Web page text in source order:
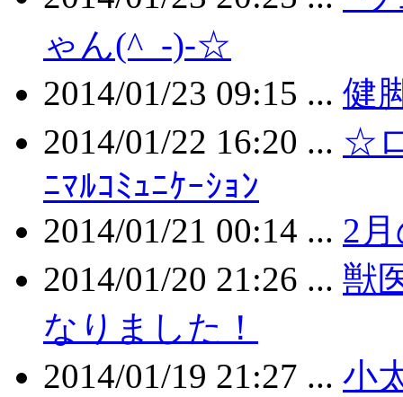
ゃん(^_-)-☆
2014/01/23 09:15 ... 健
2014/01/22 16:20 ... ☆
ﾆﾏﾙｺﾐｭﾆｹｰｼｮﾝ
2014/01/21 00:14 ... 2
2014/01/20 21:26 ... 獣
なりました！
2014/01/19 21:27 ... 小